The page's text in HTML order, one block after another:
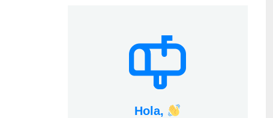
Hola,